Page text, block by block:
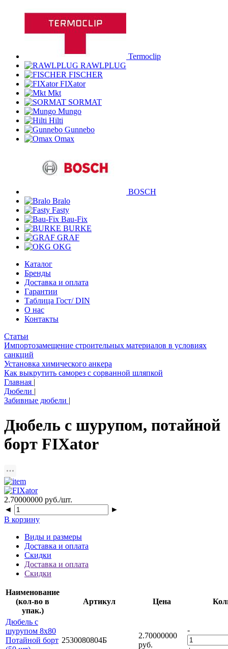
Termoclip
RAWLPLUG
FISCHER
FIXator
Mkt
SORMAT
Mungo
Hilti
Gunnebo
Omax
BOSCH
Bralo
Fasty
Bau-Fix
BURKE
GRAF
OKG
Каталог
Бренды
Доставка и оплата
Гарантии
Таблица Гост/ DIN
О нас
Контакты
Статьи
Импортозамещение строительных материалов в условиях
санкций
Установка химического анкера
Как выкрутить саморез с сорванной шляпкой
Главная |
Дюбели |
Забивные дюбели |
Дюбель с шурупом, потайной
борт FIXator
2.70000000 руб./шт.
◄
►
В корзину
Виды и размеры
Доставка и оплата
Скидки
Доставка и оплата
Скидки
Наименование
(кол-во в
упак.)
Артикул Цена
Дюбель с
шурупом 8х80
Потайной борт 2530080804Б
2.70000000
руб.
-